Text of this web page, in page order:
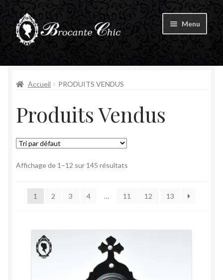
Aller
à
la
Aller
au
contenu
Menu
le
Tous les produits
Produits Disponibles
Produits Vendus
Livre d’Or
Contact
Accueil PRODUITS VENDUS
Produits Vendus
Affichage de 1–12 sur 145 résultats
1 2 3 4 … 11 12 13